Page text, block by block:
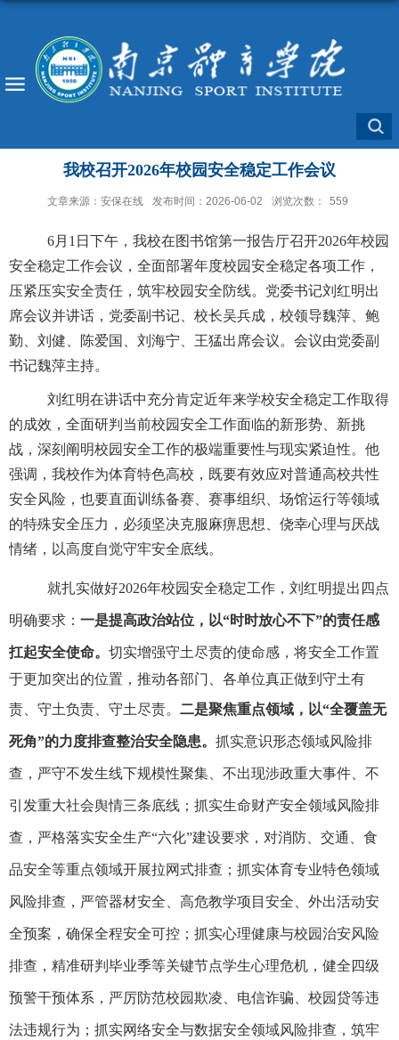
我校召开2026年校园安全稳定工作会议
文章来源：安保在线 发布时间：2026-06-02 浏览次数： 559
6月1日下午，我校在图书馆第一报告厅召开2026年校园
安全稳定工作会议，全面部署年度校园安全稳定各项工作，
压紧压实安全责任，筑牢校园安全防线。党委书记刘红明出
席会议并讲话，党委副书记、校长吴兵成，校领导魏萍、鲍
勤、刘健、陈爱国、刘海宁、王猛出席会议。会议由党委副
书记魏萍主持。
刘红明在讲话中充分肯定近年来学校安全稳定工作取得
的成效，全面研判当前校园安全工作面临的新形势、新挑
战，深刻阐明校园安全工作的极端重要性与现实紧迫性。他
强调，我校作为体育特色高校，既要有效应对普通高校共性
安全风险，也要直面训练备赛、赛事组织、场馆运行等领域
的特殊安全压力，必须坚决克服麻痹思想、侥幸心理与厌战
情绪，以高度自觉守牢安全底线。
就扎实做好2026年校园安全稳定工作，刘红明提出四点
明确要求： 一是提高政治站位，以“时时放心不下”的责任感
扛起安全使命。 切实增强守土尽责的使命感，将安全工作置
于更加突出的位置，推动各部门、各单位真正做到守土有
责、守土负责、守土尽责。 二是聚焦重点领域，以“全覆盖无
死角”的力度排查整治安全隐患。 抓实意识形态领域风险排
查，严守不发生线下规模性聚集、不出现涉政重大事件、不
引发重大社会舆情三条底线；抓实生命财产安全领域风险排
查，严格落实安全生产“六化”建设要求，对消防、交通、食
品安全等重点领域开展拉网式排查；抓实体育专业特色领域
风险排查，严管器材安全、高危教学项目安全、外出活动安
全预案，确保全程安全可控；抓实心理健康与校园治安风险
排查，精准研判毕业季等关键节点学生心理危机，健全四级
预警干预体系，严厉防范校园欺凌、电信诈骗、校园贷等违
法违规行为；抓实网络安全与数据安全领域风险排查，筑牢